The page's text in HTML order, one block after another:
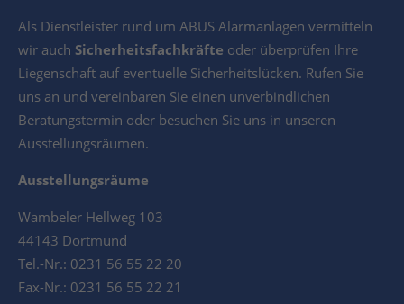
Als Dienstleister rund um ABUS Alarmanlagen vermitteln
wir auch Sicherheitsfachkräfte oder überprüfen Ihre
Liegenschaft auf eventuelle Sicherheitslücken. Rufen Sie
uns an und vereinbaren Sie einen unverbindlichen
Beratungstermin oder besuchen Sie uns in unseren
Ausstellungsräumen.
Ausstellungsräume
Wambeler Hellweg 103
44143 Dortmund
Tel.-Nr.: 0231 56 55 22 20
Fax-Nr.: 0231 56 55 22 21